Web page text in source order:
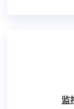
监